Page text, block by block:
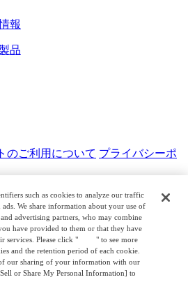
報
品
のご利用について プライバシーポ
CORPORATION. ALL RIGHTS
企業広報
such as cookies to analyze our traffic
ads. We share information about your use of
advertising partners, who may combine
have provided to them or that they have
services. Please click "
here" to see more
and the retention period of each cookie.
our sharing of your information with our
or Share My Personal Information] to